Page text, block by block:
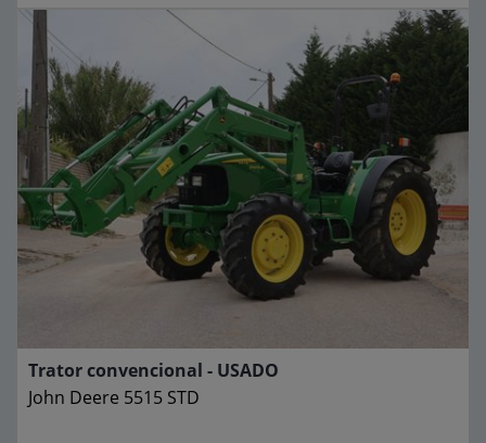
Trator convencional - USADO
John Deere 5515 STD